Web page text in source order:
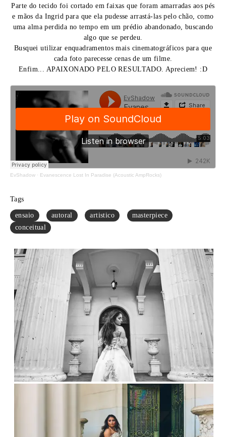
Parte do tecido foi cortado em faixas que foram amarradas aos pés
e mãos da Ingrid para que ela pudesse arrastá-las pelo chão, como
uma alma perdida no tempo em um prédio abandonado, buscando
algo que se perdeu.
Busquei utilizar enquadramentos mais cinematográficos para que
cada foto parecesse cenas de um filme.
Enfim... APAIXONADO PELO RESULTADO. Apreciem! :D
EvShadow · Evanescence Lost In Paradise (Acoustic AmpRocks)
Tags
ensaio autoral artistico
masterpiece
conceitual